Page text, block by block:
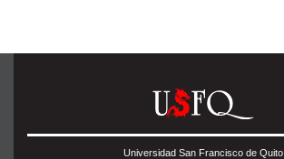
Universidad San Francisco de Quito